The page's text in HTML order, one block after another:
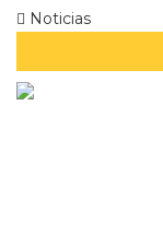
Noticias